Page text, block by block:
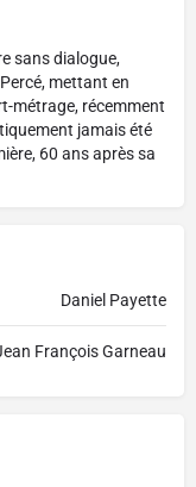
sans dialogue,
mettant en
métrage, récemment
jamais été
60 ans après sa
Daniel Payette
François Garneau